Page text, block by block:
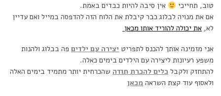
טוב, תחייכי
אין סיבה להיות כבדים באמת.
אם את מנויה לבלוג כבר קיבלת את הלוח הזה להדפסה במייל ואם עדיין
לא, את יכולה להוריד אותו מכאן
אני מזמינה אותך להכנס לתפריט יצירה עם ילדים פה בבלוג ולהנות
משפע רעיונות ליצירה עם הילדים בימים כאלה.
להתחזק ולקבל כלים להכרת תודה שהכרחית יותר מתמיד בימים האלה
ולאסוף עוד קצת השראה מכאן